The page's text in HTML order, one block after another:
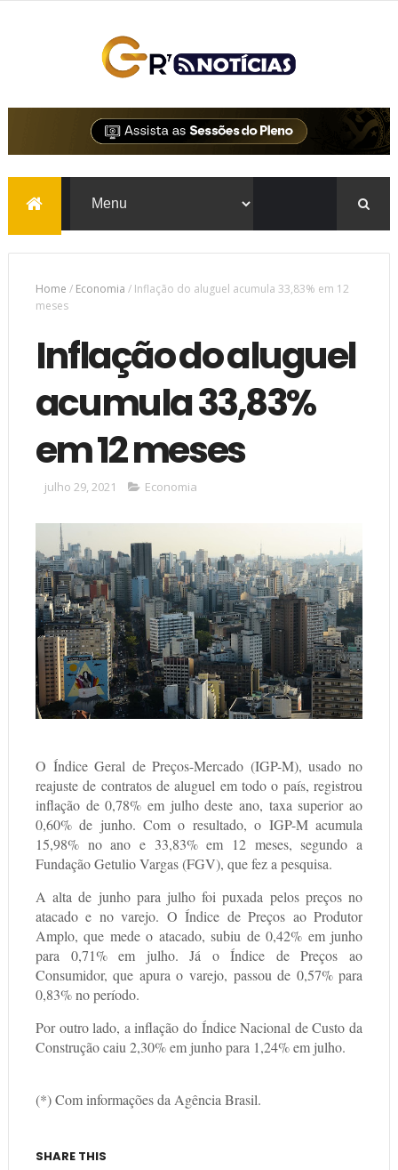
Home / Economia / Inflação do aluguel acumula 33,83% em 12
meses
Inflação do aluguel
acumula 33,83%
em 12 meses
julho 29, 2021 Economia
O Índice Geral de Preços-Mercado (IGP-M), usado no
reajuste de contratos de aluguel em todo o país, registrou
inflação de 0,78% em julho deste ano, taxa superior ao
0,60% de junho. Com o resultado, o IGP-M acumula
15,98% no ano e 33,83% em 12 meses, segundo a
Fundação Getulio Vargas (FGV), que fez a pesquisa.
A alta de junho para julho foi puxada pelos preços no
atacado e no varejo. O Índice de Preços ao Produtor
Amplo, que mede o atacado, subiu de 0,42% em junho
para 0,71% em julho. Já o Índice de Preços ao
Consumidor, que apura o varejo, passou de 0,57% para
0,83% no período.
Por outro lado, a inflação do Índice Nacional de Custo da
Construção caiu 2,30% em junho para 1,24% em julho.
(*) Com informações da Agência Brasil.
SHARE THIS